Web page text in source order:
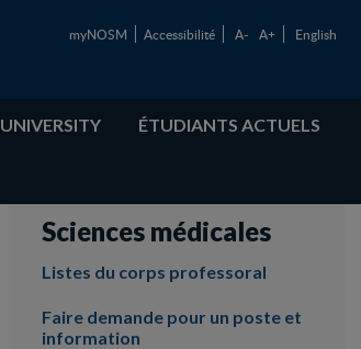
myNOSM Accessibilité A- A+ English
ÉTUDIANTS ACTUELS
Sciences médicales
Listes du corps professoral
Faire demande pour un poste et
information